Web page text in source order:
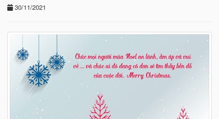
30/11/2021